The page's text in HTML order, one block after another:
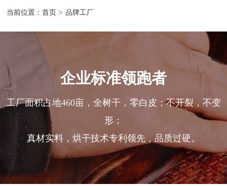
当前位置：首页 > 品牌工厂
企业标准领跑者
工厂面积占地460亩，全树干，零白皮；不开裂，不变
形；
真材实料，烘干技术专利领先，品质过硬。